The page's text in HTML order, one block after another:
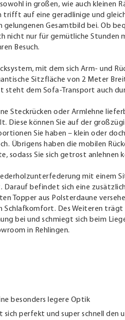
in großen, wie auch kleinen
trifft auf eine geradlinige und
gelungenen Gesamtbild bei. Ob
nicht nur für gemütliche Stunden
Besuch.
mit dem sich Arm- und
Sitzfläche von 2 Meter
dem Sofa-Transport auch
Steckrücken oder Armlehne
Diese können Sie auf der
Sie haben – klein oder
Übrigens haben die mobilen
sodass Sie sich getrost anlehnen
mit einem
Darauf befindet sich eine
Topper aus Polsterdaune
Schlafkomfort. Des Weiteren
bei und schmiegt sich beim
in Rehlingen.
besonders legere Optik
sich perfekt und super schnell den